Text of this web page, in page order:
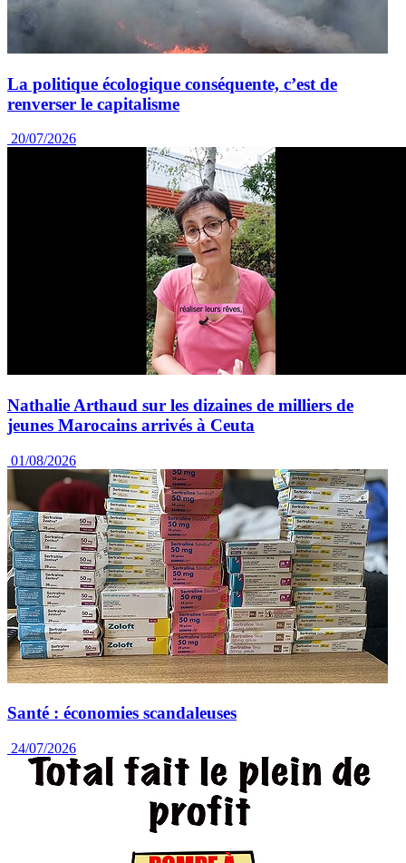
La politique écologique conséquente, c’est de
renverser le capitalisme
20/07/2026
Nathalie Arthaud sur les dizaines de milliers de
jeunes Marocains arrivés à Ceuta
01/08/2026
Santé : économies scandaleuses
24/07/2026